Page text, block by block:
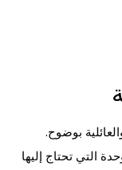
بوضوح.
التي تحتاج إليها